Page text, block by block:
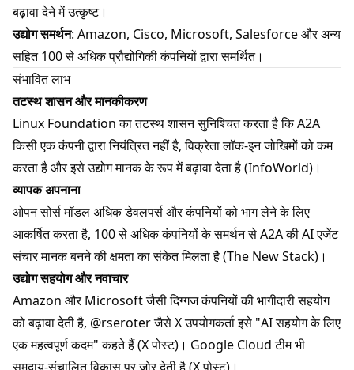
बढ़ावा देने में उत्कृष्ट।
उद्योग समर्थन: Amazon, Cisco, Microsoft, Salesforce और अन्य
सहित 100 से अधिक प्रौद्योगिकी कंपनियों द्वारा समर्थित।
संभावित लाभ
तटस्थ शासन और मानकीकरण
Linux Foundation का तटस्थ शासन सुनिश्चित करता है कि A2A
किसी एक कंपनी द्वारा नियंत्रित नहीं है, विक्रेता लॉक-इन जोखिमों को कम
करता है और इसे उद्योग मानक के रूप में बढ़ावा देता है (InfoWorld)।
व्यापक अपनाना
ओपन सोर्स मॉडल अधिक डेवलपर्स और कंपनियों को भाग लेने के लिए
आकर्षित करता है, 100 से अधिक कंपनियों के समर्थन से A2A की AI एजेंट
संचार मानक बनने की क्षमता का संकेत मिलता है (The New Stack)।
उद्योग सहयोग और नवाचार
Amazon और Microsoft जैसी दिग्गज कंपनियों की भागीदारी सहयोग
को बढ़ावा देती है, @rseroter जैसे X उपयोगकर्ता इसे "AI सहयोग के लिए
एक महत्वपूर्ण कदम" कहते हैं (X पोस्ट)। Google Cloud टीम भी